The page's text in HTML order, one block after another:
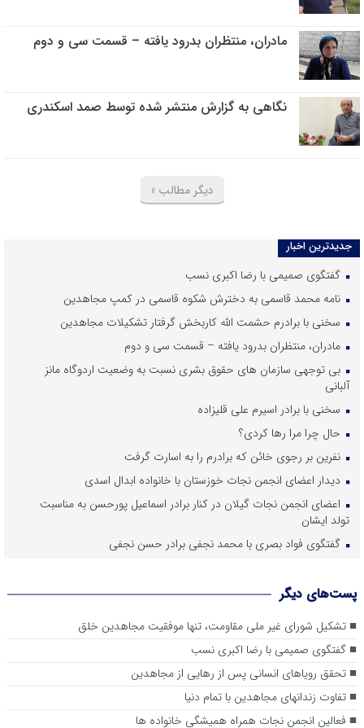
مادران، منتظران بدرود یافته – قسمت سی و دوم
نگاهی به گزارش منتشر شده توسط صمد اسکندری
دیگر مطالب »
جدیدترین اخبار
گفتگوی صمیمی با رضا اکبری نسب
نامه محمد قاسمی به دخترش شکوه قاسمی در کمپ مجاهدین
سخنی با برادرم حشمت الله کاربخش گرفتار تشکیلات مجاهدین
مادران، منتظران بدرود یافته – قسمت سی و دوم
بی توجهی سازمان های حقوق بشری نسبت به وضعیت اردوگاه مانز
آلبانی
سخنی با برادر اسیرم علی قلیزاده
حال چرا مرا رها کردی؟
نفرین بر رجوی خائن که برادرم را به اسارت گرفت
دیدار اعضای انجمن نجات خوزستان با خانواده ابدال اسدی
اعضای انجمن نجات گیلان در کنار برادر اسماعیل پورحسن به مناسبت
تولد ایشان
گفتگوی فواد بصری با محمد نجفی برادر حسن نجفی
زهرا قلیزاده از حال این روزهایش می گوید
نامه رضا محمدی پناه به عباس گل ریزان در کمپ آلبانی
ملاقات با میلاد طوسی بخش فرزند مسعود طوسی بخش از اسیران
رجوی
ملاقات با برادر احمد اسماعیل پور از افراد گرفتار مجاهدین
پست‌های دیگر
تشکیل شورای غیر ملی مقاومت، تنها موفقیت مجاهدین خلق
گفتگوی صمیمی با رضا اکبری نسب
تحقق رویاهای انسانی پس از رهایی از مجاهدین
تفاوت زندانهای مجاهدین با تمام دنیا
فعالین انجمن نجات همراه همیشگی خانواده ها